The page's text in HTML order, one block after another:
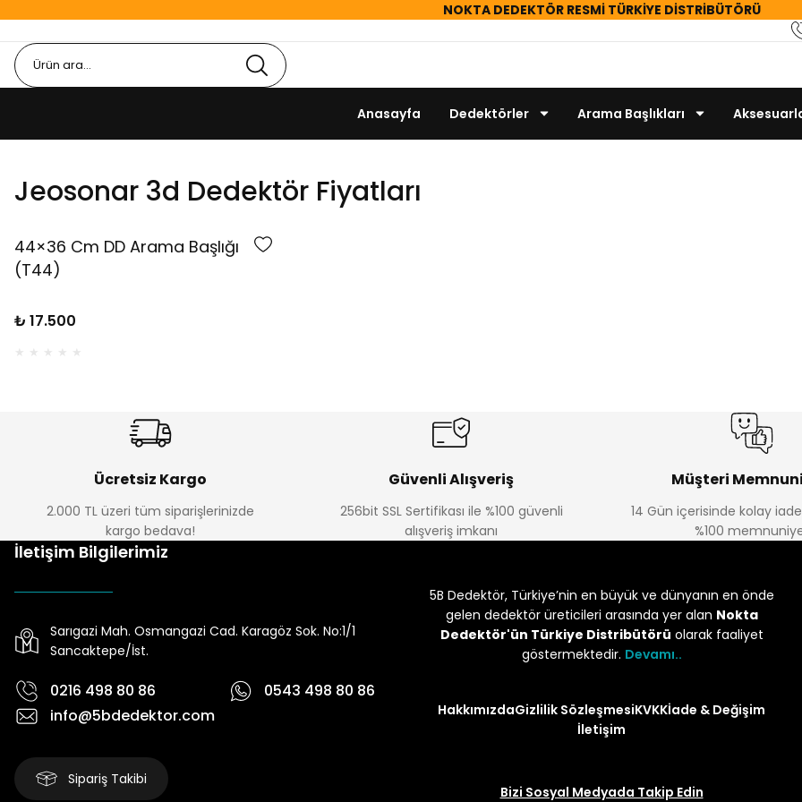
NOKTA DEDEKTÖRRESMİ TÜRKİYE DİSTRİBÜTÖRÜ
Anasayfa Dedektörler Arama Başlıkları
Jeosonar 3d Dedektör Fiyatları
44×36 Cm DD Arama Başlığı
(T44)
₺ 17.500
Ücretsiz Kargo
2.000 TL üzeri tüm siparişlerinizde
kargo bedava!
Güvenli Alışveriş
256bit SSL Sertifikası ile %100 güvenli
alışveriş imkanı
Müşteri
14 Gün içerisinde kolay
%100
İletişim Bilgilerimiz
Sarıgazi Mah. Osmangazi Cad. Karagöz Sok. No:1/1
Sancaktepe/İst.
0216 498 80 86
0543 498 80 86
info@5bdedektor.com
Sipariş Takibi
5B Dedektör, Türkiye’nin en büyük ve dünyanın en önde
gelen dedektör üreticileri arasında yer alan Nokta
Dedektör'ün Türkiye Distribütörü olarak faaliyet
göstermektedir. Devamı..
HakkımızdaGizlilik SözleşmesiKVKKİade & Değişim
İletişim
Bizi Sosyal Medyada Takip Edin